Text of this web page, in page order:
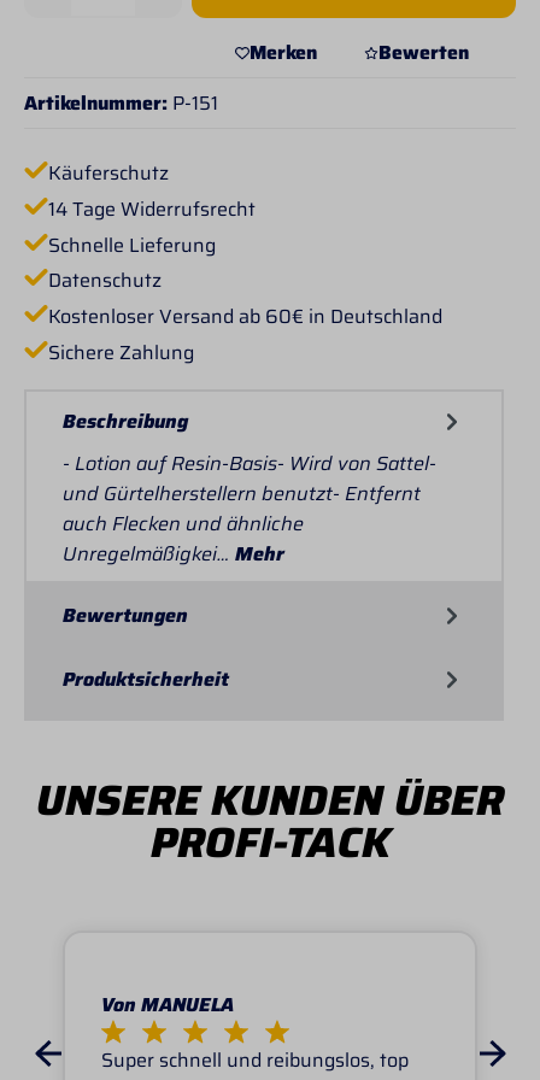
Merken
Bewerten
Artikelnummer: P-151
Käuferschutz
14 Tage Widerrufsrecht
Schnelle Lieferung
Datenschutz
Kostenloser Versand ab 60€ in Deutschland
Sichere Zahlung
Beschreibung
- Lotion auf Resin-Basis- Wird von Sattel-
und Gürtelherstellern benutzt- Entfernt
auch Flecken und ähnliche
Unregelmäßigkei… Mehr
Bewertungen
Produktsicherheit
UNSERE KUNDEN ÜBER
PROFI-TACK
Von MANUELA
Super schnell und reibungslos, top